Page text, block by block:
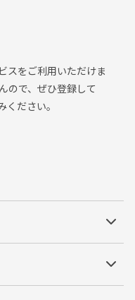
スをご利用いただけま
ので、ぜひ登録して
ださい。